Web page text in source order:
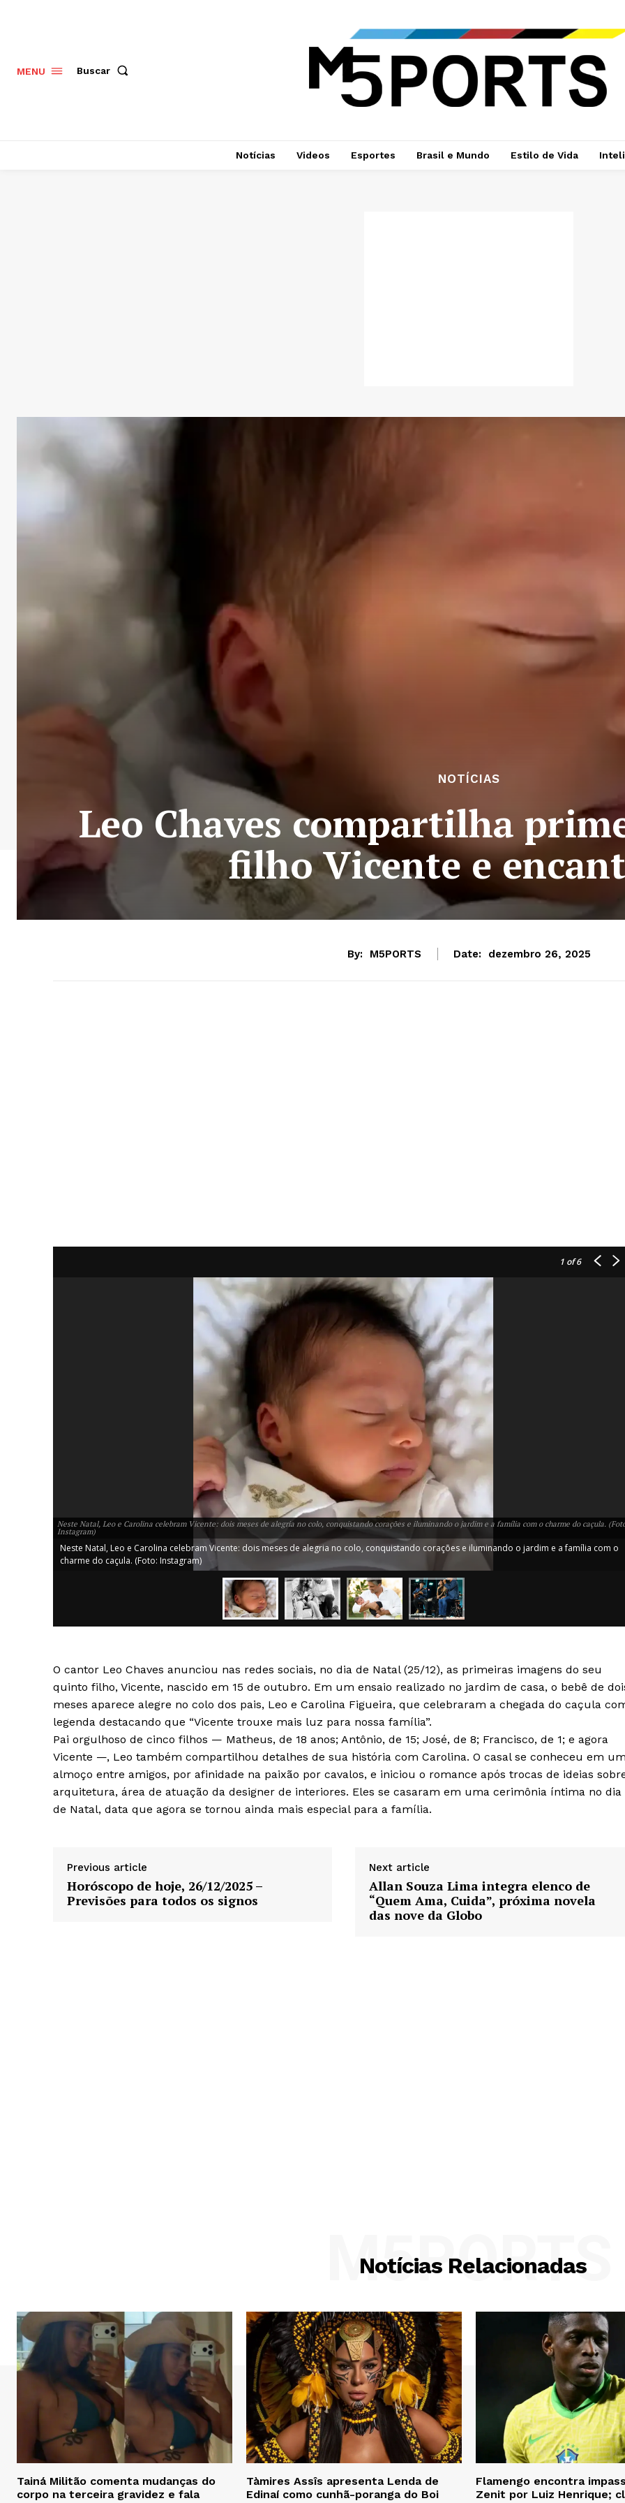
iCHAIT
Aprenda tudo sobre
Inteligência Artificial
SAIBA MAIS
M5PORTS
Anuncie
Contato
Termos de Serviços
RSS
Política de Privacidade e Cookies
MENU Buscar
Notícias Videos Esportes Brasil e Mundo Estilo de Vida
NOTÍCIAS
Leo Chaves compartilha
filho Vicente e
By: M5PORTS Date: dezembro 26, 2025
1 of 6
Neste Natal, Leo e Carolina celebram Vicente: dois meses de alegria no colo, conquistando corações e iluminando o jardim e a família com o charme do caçula.
Instagram)
Neste Natal, Leo e Carolina celebram Vicente: dois meses de alegria no colo, conquistando corações e iluminando o jardim e a família com o
charme do caçula. (Foto: Instagram)
O cantor Leo Chaves anunciou nas redes sociais, no dia de Natal (25/12), as primeiras imagens do seu
quinto filho, Vicente, nascido em 15 de outubro. Em um ensaio realizado no jardim de casa, o bebê de
meses aparece alegre no colo dos pais, Leo e Carolina Figueira, que celebraram a chegada do caçula
legenda destacando que “Vicente trouxe mais luz para nossa família”.
Pai orgulhoso de cinco filhos — Matheus, de 18 anos; Antônio, de 15; José, de 8; Francisco, de 1; e agora
Vicente —, Leo também compartilhou detalhes de sua história com Carolina. O casal se conheceu em um
almoço entre amigos, por afinidade na paixão por cavalos, e iniciou o romance após trocas de ideias
arquitetura, área de atuação da designer de interiores. Eles se casaram em uma cerimônia íntima no dia
de Natal, data que agora se tornou ainda mais especial para a família.
Previous article
Horóscopo de hoje, 26/12/2025 –
Previsões para todos os signos
Next article
Allan Souza Lima integra elenco de
“Quem Ama, Cuida”, próxima novela
das nove da Globo
Notícias Relacionadas
M5PORTS
Tainá Militão comenta mudanças do
corpo na terceira gravidez e fala
Tàmires Assîs apresenta Lenda de
Edinaí como cunhã-poranga do Boi
Flamengo encontra
Zenit por Luiz Henrique;